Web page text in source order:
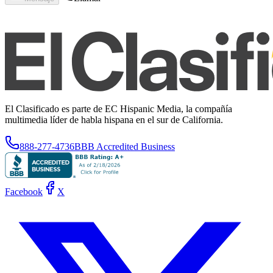
El Clasificado es parte de EC Hispanic Media, la compañía
multimedia líder de habla hispana en el sur de California.
888-277-4736BBB Accredited Business
Facebook X